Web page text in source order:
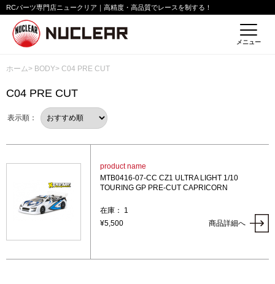
RCパーツ専門店ニュークリア｜高精度・高品質でレースを制する！
メニュー
ホーム> BODY> C04 PRE CUT
C04 PRE CUT
表示順：
product name
MTB0416-07-CC CZ1 ULTRA LIGHT 1/10
TOURING GP PRE-CUT CAPRICORN
在庫： 1
¥5,500 商品詳細へ